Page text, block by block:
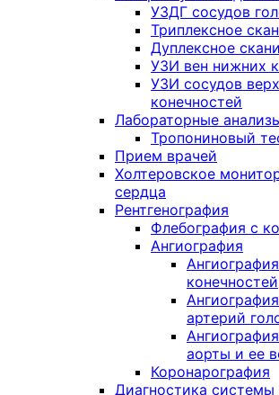
УЗДГ сосудов
Триплексное
Дуплексное
УЗИ вен нижних
УЗИ сосудов
конечностей
Лабораторные
Тропониновый
Прием врачей
Холтеровское
сердца
Рентгенография
Флебография с
Ангиография
конечностей
артерий
аорты и ее
Коронарография
Диагностика системы